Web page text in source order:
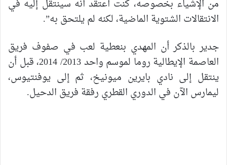
من الإشياء بخصوصه، كنت أعتقد أنه سينتقل إليه في
الانتقالات الشتوية الماضية، لكنه لم يلتحق به”.
جدير بالذكر أن المهدي بنعطية لعب في صفوف فريق
العاصمة الإيطالية روما لموسم واحد 2013/ 2014، قبل أن
ينتقل إلى نادي بايرين ميونيخ، ثم إلى يوفنتيوس،
ليمارس الآن في الدوري القطري رفقة فريق الدحيل.